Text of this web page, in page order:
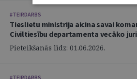
#TEIRDARBS
Tieslietu ministrija aicina savai
Civiltiesību departamenta vecāko
Pieteikšanās līdz: 01.06.2026.
#TEIRDARBS